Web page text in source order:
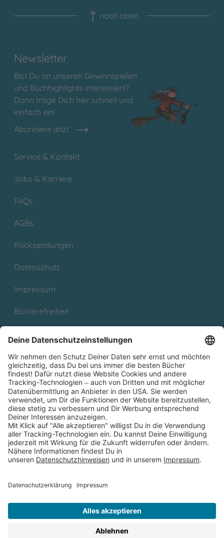
nach oben
Newsletter
Bist Du an unseren Gewinnspielen
und Buchhighlights interessiert?
Dann trage Dich hier schnell und
einfach ein!
Abonniere jetzt
Service & Kontakt
Jobs & Karriere
FAQs
AGBs
Rücksendungen
Datenschutz
Impressum
Barrierefreiheit
Partnerprogramm (Affiliate)
Folge uns auf
* Versandkostenfrei ab 9,00 € Bestellwert innerhalb
Deutschlands
** Lieferzeit 1-3 Werktage innerhalb Deutschlands
Thienemann-Esslinger Verlag GmbH, Blumenstraße 36, D-70182